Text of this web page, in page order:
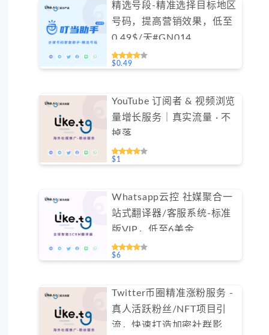
精选号段-精准选择目标地区
号码，提高营销效果，低至
0.49$/天#GN014
$0.49
YouTube 订阅者 & 视频浏览
量增长服务｜真实流量 · 不
掉落
$1
Whatsapp云控 社媒聚合一
站式翻译器/客服系统-标准
版VIP，低至6美金
#FYOK001
$6
Twitter币圈精准涨粉服务 -
真人活跃粉丝/NFT项目引
流，快速打造加密社群影响